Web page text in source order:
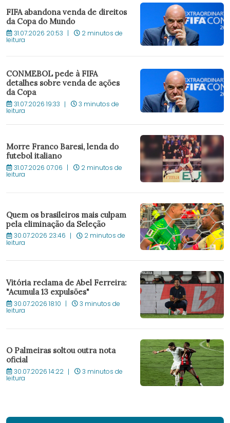
FIFA abandona venda de direitos
da Copa do Mundo
31.07.2026 20:53 2 minutos de
leitura
CONMEBOL pede à FIFA
detalhes sobre venda de ações
da Copa
31.07.2026 19:33 3 minutos de
leitura
Morre Franco Baresi, lenda do
futebol italiano
31.07.2026 07:06 2 minutos de
leitura
Quem os brasileiros mais culpam
pela eliminação da Seleção
30.07.2026 23:46 2 minutos de
leitura
Vitória reclama de Abel Ferreira:
"Acumula 13 expulsões"
30.07.2026 18:10 3 minutos de
leitura
O Palmeiras soltou outra nota
oficial
30.07.2026 14:22 3 minutos de
leitura